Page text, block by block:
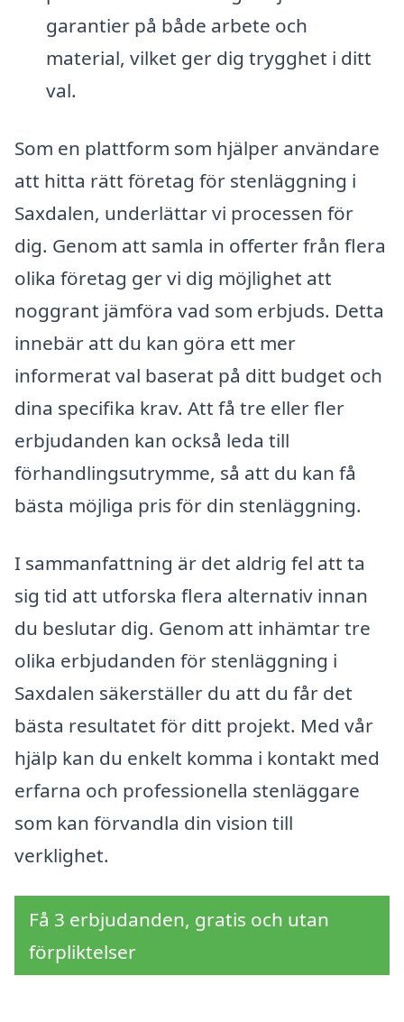
garantier på både arbete och
material, vilket ger dig trygghet i ditt
val.
Som en plattform som hjälper användare
att hitta rätt företag för stenläggning i
Saxdalen, underlättar vi processen för
dig. Genom att samla in offerter från flera
olika företag ger vi dig möjlighet att
noggrant jämföra vad som erbjuds. Detta
innebär att du kan göra ett mer
informerat val baserat på ditt budget och
dina specifika krav. Att få tre eller fler
erbjudanden kan också leda till
förhandlingsutrymme, så att du kan få
bästa möjliga pris för din stenläggning.
I sammanfattning är det aldrig fel att ta
sig tid att utforska flera alternativ innan
du beslutar dig. Genom att inhämtar tre
olika erbjudanden för stenläggning i
Saxdalen säkerställer du att du får det
bästa resultatet för ditt projekt. Med vår
hjälp kan du enkelt komma i kontakt med
erfarna och professionella stenläggare
som kan förvandla din vision till
verklighet.
Få 3 erbjudanden, gratis och utan
förpliktelser